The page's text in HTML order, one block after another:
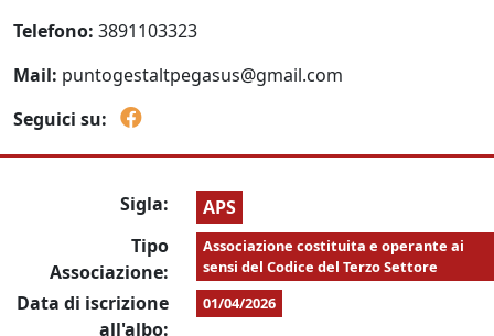
Telefono: 3891103323
Mail: puntogestaltpegasus@gmail.com
Seguici su:
Sigla:
APS
Tipo
Associazione:
Associazione costituita e operante ai
sensi del Codice del Terzo Settore
Data di iscrizione
all'albo:
01/04/2026